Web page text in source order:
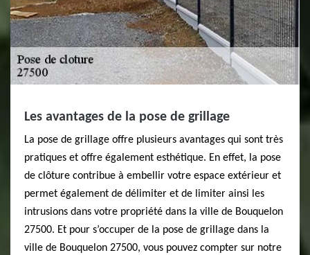
Les avantages de la pose de grillage
La pose de grillage offre plusieurs avantages qui sont très
pratiques et offre également esthétique. En effet, la pose
de clôture contribue à embellir votre espace extérieur et
permet également de délimiter et de limiter ainsi les
intrusions dans votre propriété dans la ville de Bouquelon
27500. Et pour s’occuper de la pose de grillage dans la
ville de Bouquelon 27500, vous pouvez compter sur notre